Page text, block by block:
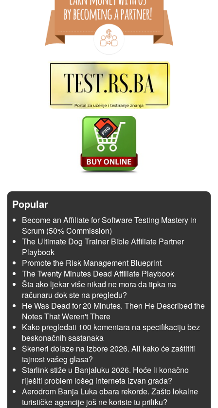
Popular
Become an Affiliate for Software Testing Mastery in
Scrum (50% Commission)
The Ultimate Dog Trainer Bible Affiliate Partner
Playbook
Promote the Risk Management Blueprint
The Twenty Minutes Dead Affiliate Playbook
Šta ako ljekar više nikad ne mora da tipka na
računaru dok ste na pregledu?
He Was Dead for 20 Minutes. Then He Described the
Notes That Weren't There
Kako pregledati 100 komentara na specifikaciju bez
beskonačnih sastanaka
Skeneri dolaze na izbore 2026. Ali kako će zaštititi
tajnost vašeg glasa?
Starlink stiže u Banjaluku 2026. Hoće li konačno
riješiti problem lošeg interneta izvan grada?
Aerodrom Banja Luka obara rekorde. Zašto lokalne
turističke agencije još ne koriste tu priliku?